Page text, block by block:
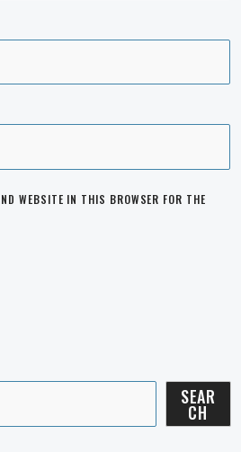
WEBSITE IN THIS BROWSER FOR THE
SEAR
CH